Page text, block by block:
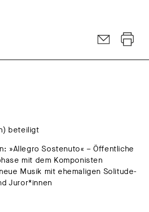
beteiligt
»Allegro Sostenuto« – Öffentliche
mit dem Komponisten
Musik mit ehemaligen Solitude-
Juror*innen